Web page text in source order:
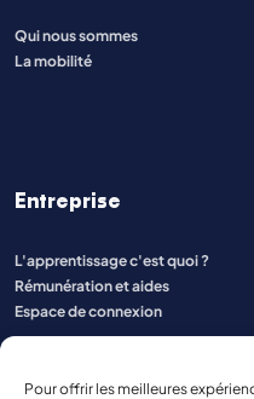
Pour offrir les meilleures
Qui nous sommes
La mobilité
Entreprise
L'apprentissage c'est quoi ?
Rémunération et aides
Espace de connexion